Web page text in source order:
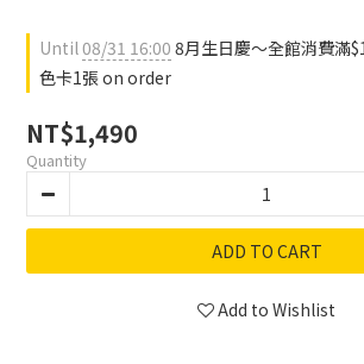
Until08/31 16:00 8月生日慶～全館消費滿
色卡1張 on order
NT$1,490
Quantity
ADD TO CART
Add to Wishlist